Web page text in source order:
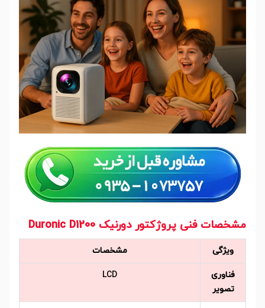
مشخصات فنی پروژکتور دورنیک Duronic D1200
ویژگی مشخصات
فناوری
تصویر
LCD